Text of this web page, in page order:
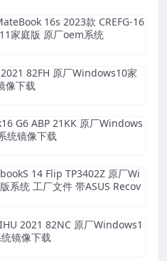
16s 2023款 CREFG-16
家庭版 原厂oem系统
82FH 原厂Windows10家
像下载
G6 ABP 21KK 原厂Windows
统镜像下载
14 Flip TP3402Z 原厂Wi
系统 工厂文件 带ASUS Recov
2021 82NC 原厂Windows1
镜像下载